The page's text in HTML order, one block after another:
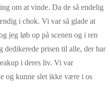
om at vinde. Da de så endelig
i chok. Vi var så glade at
jeg løb op på scenen og i ren
dedikerede prisen til alle, der har
i deres liv. Vi var
og kunne slet ikke være i os